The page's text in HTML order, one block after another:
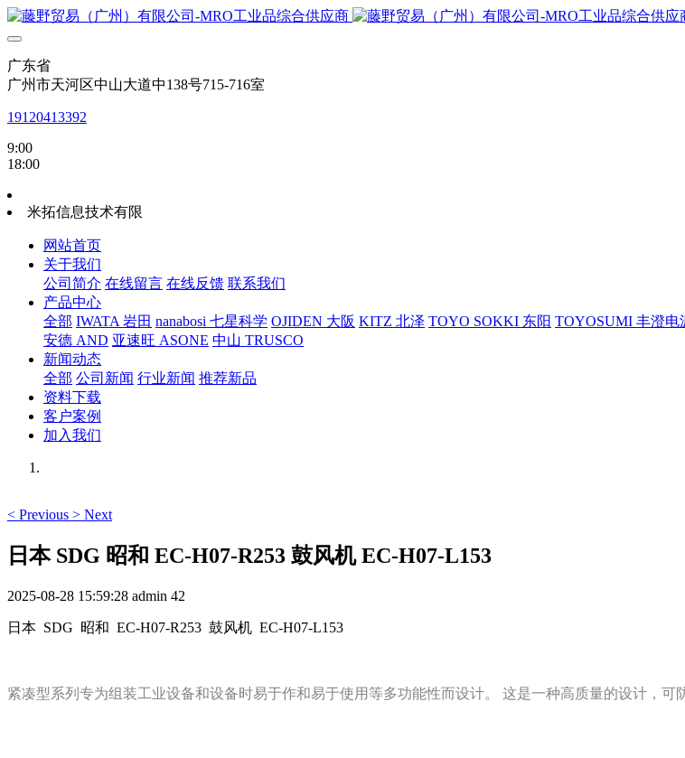
广东省
广州市天河区中山大道中138号715-716室
19120413392
9:00
18:00
米拓信息技术有限
网站首页
关于我们
公司简介 在线留言 在线反馈 联系我们
产品中心
全部 IWATA 岩田 nanabosi 七星科学 OJIDEN 大阪 KITZ 北泽 TOYO SOKKI 东阳 TOYOSUMI 丰澄电
安德 AND 亚速旺 ASONE 中山 TRUSCO
新闻动态
全部 公司新闻 行业新闻 推荐新品
资料下载
客户案例
加入我们
< Previous > Next
日本 SDG 昭和 EC-H07-R253 鼓风机 EC-H07-L153
2025-08-28 15:59:28 admin 42
日本 SDG 昭和 EC-H07-R253 鼓风机 EC-H07-L153
紧凑型系列专为组装工业设备和设备时易于作和易于使用等多功能性而设计。 这是一种高质量的设计，可